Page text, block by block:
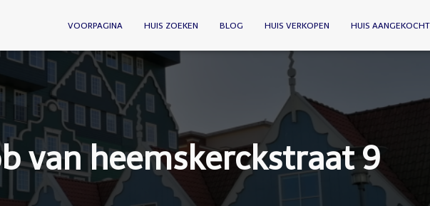
VOORPAGINA HUIS ZOEKEN BLOG HUIS VERKOPEN HUIS AANGEKOCHT
van heemskerckstraat 9